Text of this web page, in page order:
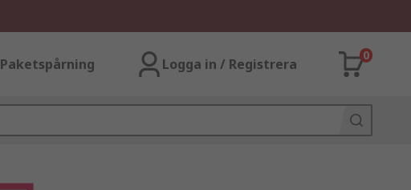
Paketspårning Logga in / Registrera
0